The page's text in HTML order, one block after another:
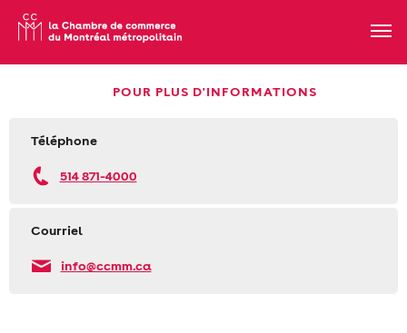
POUR PLUS D'INFORMATIONS
Téléphone
514 871-4000
Courriel
info@ccmm.ca